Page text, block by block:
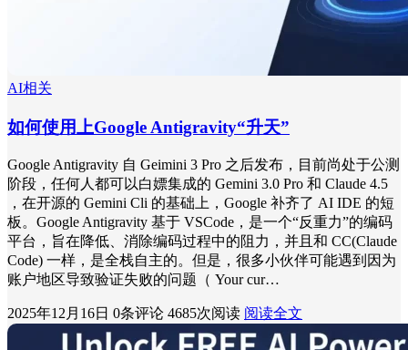
AI相关
如何使用上Google Antigravity“升天”
Google Antigravity 自 Geimini 3 Pro 之后发布，目前尚处于公测
阶段，任何人都可以白嫖集成的 Gemini 3.0 Pro 和 Claude 4.5
，在开源的 Gemini Cli 的基础上，Google 补齐了 AI IDE 的短
板。Google Antigravity 基于 VSCode，是一个“反重力”的编码
平台，旨在降低、消除编码过程中的阻力，并且和 CC(Claude
Code) 一样，是全栈自主的。但是，很多小伙伴可能遇到因为
账户地区导致验证失败的问题（ Your cur…
2025年12月16日 0条评论 4685次阅读 阅读全文